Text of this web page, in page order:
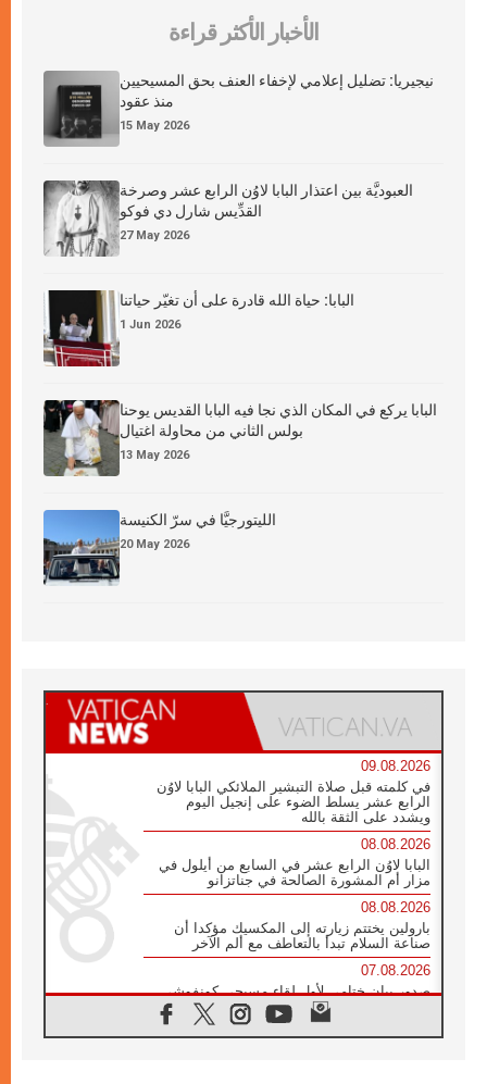
الأخبار الأكثر قراءة
نيجيريا: تضليل إعلامي لإخفاء العنف بحق المسيحيين
منذ عقود
15 May 2026
العبوديَّة بين اعتذار البابا لاوُن الرابع عشر وصرخة
القدِّيس شارل دي فوكو
27 May 2026
البابا: حياة الله قادرة على أن تغيّر حياتنا
1 Jun 2026
البابا يركع في المكان الذي نجا فيه البابا القديس يوحنا
بولس الثاني من محاولة اغتيال
13 May 2026
الليتورجيَّا في سرّ الكنيسة
20 May 2026
09.08.2026
في كلمته قبل صلاة التبشير الملائكي البابا لاوُن
الرابع عشر يسلط الضوء على إنجيل اليوم
ويشدد على الثقة بالله
08.08.2026
البابا لاوُن الرابع عشر في السابع من أيلول في
مزار أم المشورة الصالحة في جناتزانو
08.08.2026
بارولين يختتم زيارته إلى المكسيك مؤكدا أن
صناعة السلام تبدأ بالتعاطف مع ألم الآخر
07.08.2026
صدور بيان ختامي لأول لقاء مسيحي كونفوشي
بمشاركة الدائرة الفاتيكانية للحوار بين الأديان
07.08.2026